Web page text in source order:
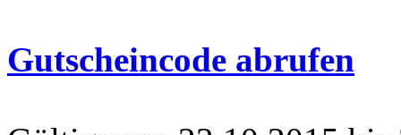
Gutscheincode abrufen